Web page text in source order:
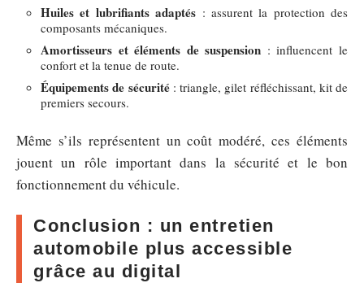
Huiles et lubrifiants adaptés : assurent la protection des
composants mécaniques.
Amortisseurs et éléments de suspension : influencent le
confort et la tenue de route.
Équipements de sécurité: triangle, gilet réfléchissant, kit de
premiers secours.
Même s’ils représentent un coût modéré, ces éléments
jouent un rôle important dans la sécurité et le bon
fonctionnement du véhicule.
Conclusion : un entretien
automobile plus accessible
grâce au digital